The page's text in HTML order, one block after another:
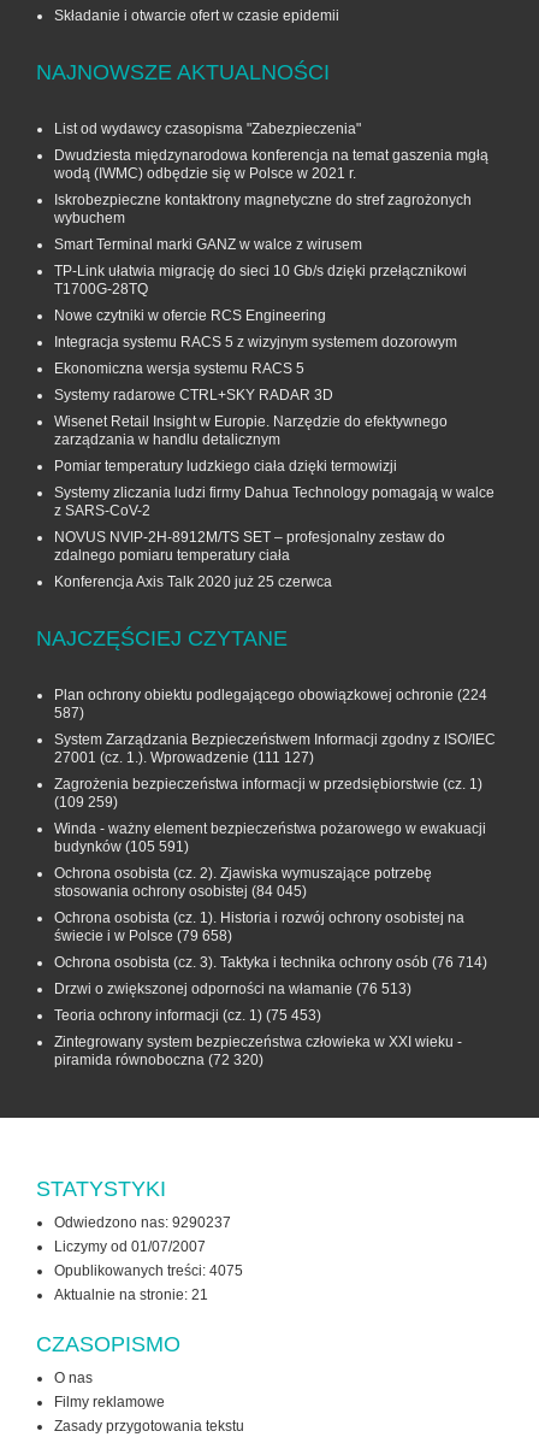
Składanie i otwarcie ofert w czasie epidemii
NAJNOWSZE AKTUALNOŚCI
List od wydawcy czasopisma "Zabezpieczenia"
Dwudziesta międzynarodowa konferencja na temat gaszenia mgłą
wodą (IWMC) odbędzie się w Polsce w 2021 r.
Iskrobezpieczne kontaktrony magnetyczne do stref zagrożonych
wybuchem
Smart Terminal marki GANZ w walce z wirusem
TP-Link ułatwia migrację do sieci 10 Gb/s dzięki przełącznikowi
T1700G‑28TQ
Nowe czytniki w ofercie RCS Engineering
Integracja systemu RACS 5 z wizyjnym systemem dozorowym
Ekonomiczna wersja systemu RACS 5
Systemy radarowe CTRL+SKY RADAR 3D
Wisenet Retail Insight w Europie. Narzędzie do efektywnego
zarządzania w handlu detalicznym
Pomiar temperatury ludzkiego ciała dzięki termowizji
Systemy zliczania ludzi firmy Dahua Technology pomagają w walce
z SARS-CoV-2
NOVUS NVIP-2H-8912M/TS SET – profesjonalny zestaw do
zdalnego pomiaru temperatury ciała
Konferencja Axis Talk 2020 już 25 czerwca
NAJCZĘŚCIEJ CZYTANE
Plan ochrony obiektu podlegającego obowiązkowej ochronie (224
587)
System Zarządzania Bezpieczeństwem Informacji zgodny z ISO/IEC
27001 (cz. 1.). Wprowadzenie (111 127)
Zagrożenia bezpieczeństwa informacji w przedsiębiorstwie (cz. 1)
(109 259)
Winda - ważny element bezpieczeństwa pożarowego w ewakuacji
budynków (105 591)
Ochrona osobista (cz. 2). Zjawiska wymuszające potrzebę
stosowania ochrony osobistej (84 045)
Ochrona osobista (cz. 1). Historia i rozwój ochrony osobistej na
świecie i w Polsce (79 658)
Ochrona osobista (cz. 3). Taktyka i technika ochrony osób (76 714)
Drzwi o zwiększonej odporności na włamanie (76 513)
Teoria ochrony informacji (cz. 1) (75 453)
Zintegrowany system bezpieczeństwa człowieka w XXI wieku -
piramida równoboczna (72 320)
STATYSTYKI
Odwiedzono nas: 9290237
Liczymy od 01/07/2007
Opublikowanych treści: 4075
Aktualnie na stronie: 21
CZASOPISMO
O nas
Filmy reklamowe
Zasady przygotowania tekstu